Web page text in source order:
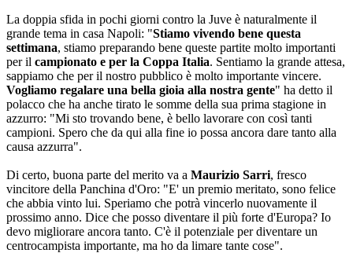
La doppia sfida in pochi giorni contro la Juve è naturalmente il
grande tema in casa Napoli: "Stiamo vivendo bene questa
settimana, stiamo preparando bene queste partite molto importanti
per il campionato e per la Coppa Italia. Sentiamo la grande attesa,
sappiamo che per il nostro pubblico è molto importante vincere.
Vogliamo regalare una bella gioia alla nostra gente" ha detto il
polacco che ha anche tirato le somme della sua prima stagione in
azzurro: "Mi sto trovando bene, è bello lavorare con così tanti
campioni. Spero che da qui alla fine io possa ancora dare tanto alla
causa azzurra".
Di certo, buona parte del merito va a Maurizio Sarri, fresco
vincitore della Panchina d'Oro: "E' un premio meritato, sono felice
che abbia vinto lui. Speriamo che potrà vincerlo nuovamente il
prossimo anno. Dice che posso diventare il più forte d'Europa? Io
devo migliorare ancora tanto. C'è il potenziale per diventare un
centrocampista importante, ma ho da limare tante cose".